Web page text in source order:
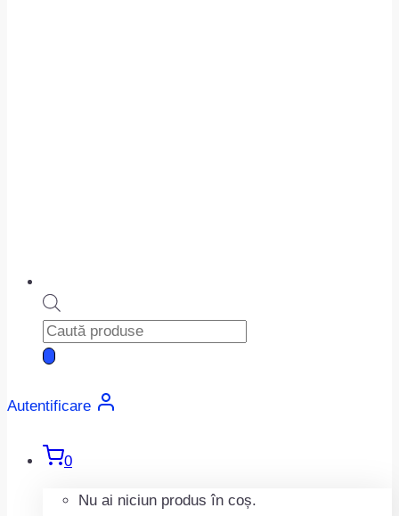
Products
search
Autentificare
0
Nu ai niciun produs în coș.